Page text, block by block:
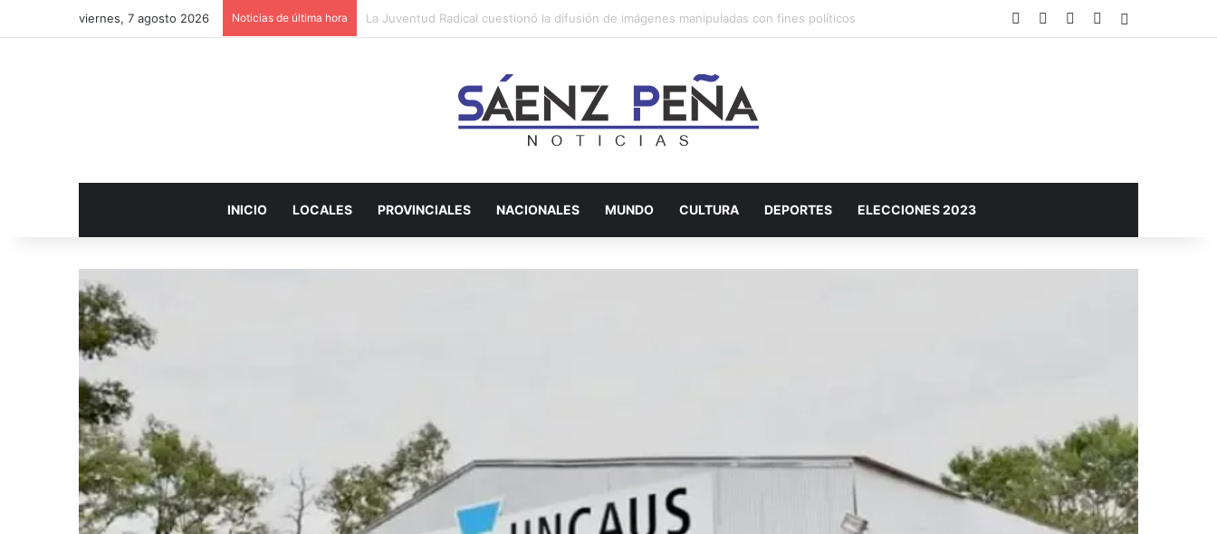
viernes, 7 agosto 2026 Noticias de última hora Detuvieron a un hombre investigado por amenazas al presidente Milei en redes sociales Facebook YouTubeInstagram
INICIO LOCALES PROVINCIALES NACIONALES MUNDO CULTURA DEPORTES ELECCIONES 2023